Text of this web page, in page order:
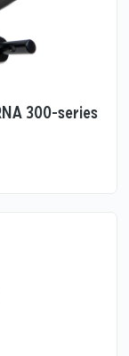
300-series